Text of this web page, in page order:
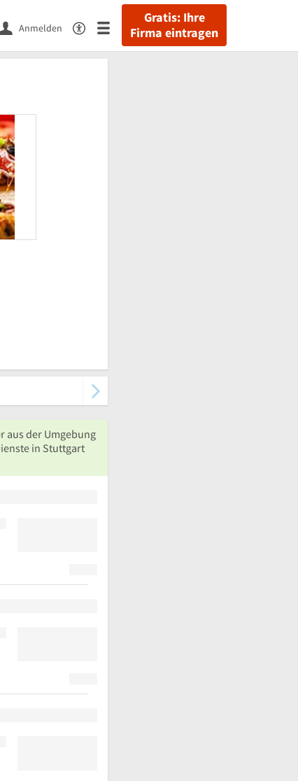
Gratis: Ihre
Firma eintragen
Anmelden
aus der Umgebung
in Stuttgart